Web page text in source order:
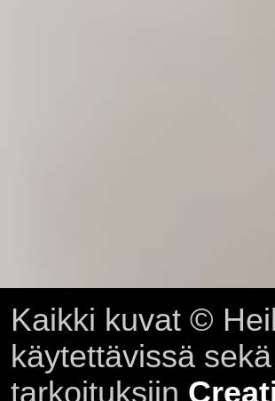
Kaikki kuvat ©
käytettävissä
tarkoituksiin